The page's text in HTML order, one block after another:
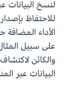
للاحتفاظ
الأداء
على سبيل
والكائن
البيانات عبر